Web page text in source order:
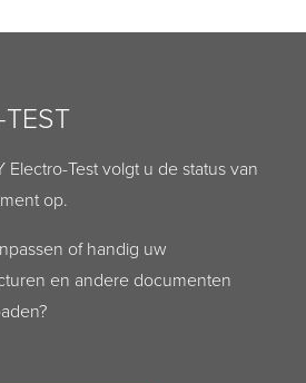
Test volgt u de status van
op.
of handig uw
en andere documenten